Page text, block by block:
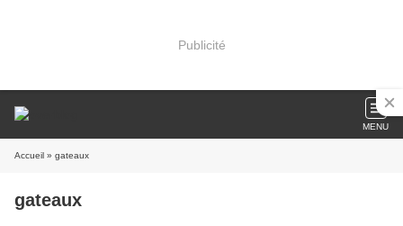
Publicité
MENU
Accueil » gateaux
gateaux